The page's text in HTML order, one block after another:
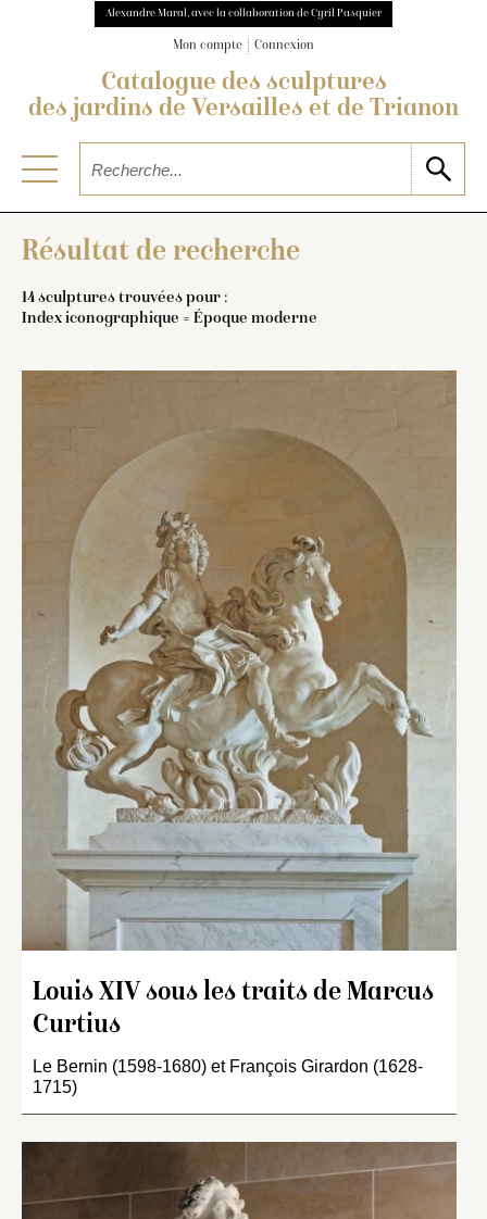
Alexandre Maral, avec la collaboration de Cyril Pasquier
Mon compte Connexion
Catalogue des sculptures
des jardins de Versailles et de Trianon
Résultat de recherche
14 sculptures trouvées pour :
Index iconographique = Époque moderne
Louis XIV sous les traits de Marcus
Curtius
Le Bernin (1598-1680) et François Girardon (1628-
1715)